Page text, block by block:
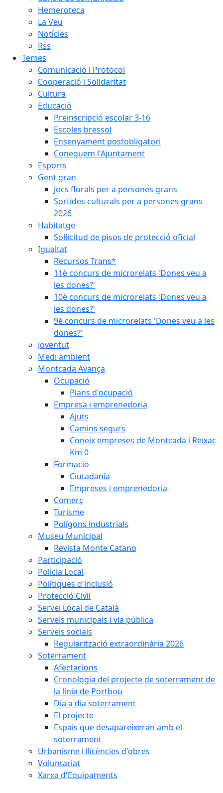
Hemeroteca
La Veu
Notícies
Rss
Temes
Comunicació i Protocol
Cooperació i Solidaritat
Cultura
Educació
Preinscripció escolar 3-16
Escoles bressol
Ensenyament postobligatori
Coneguem l'Ajuntament
Esports
Gent gran
Jocs florals per a persones grans
Sortides culturals per a persones grans
2026
Habitatge
Sol·licitud de pisos de protecció oficial
Igualtat
Recursos Trans*
11è concurs de microrelats 'Dones veu a
les dones?'
10è concurs de microrelats 'Dones veu a
les dones?'
9è concurs de microrelats 'Dones veu a les
dones?'
Joventut
Medi ambient
Montcada Avança
Ocupació
Plans d'ocupació
Empresa i emprenedoria
Ajuts
Camins segurs
Coneix empreses de Montcada i Reixac
Km 0
Formació
Ciutadania
Empreses i emprenedoria
Comerç
Turisme
Polígons industrials
Museu Municipal
Revista Monte Catano
Participació
Policia Local
Polítiques d'inclusió
Protecció Civil
Servei Local de Català
Serveis municipals i via pública
Serveis socials
Regularització extraordinària 2026
Soterrament
Afectacions
Cronologia del projecte de soterrament de
la línia de Portbou
Dia a dia soterrament
El projecte
Espais que desapareixeran amb el
soterrament
Urbanisme i llicències d'obres
Voluntariat
Xarxa d'Equipaments